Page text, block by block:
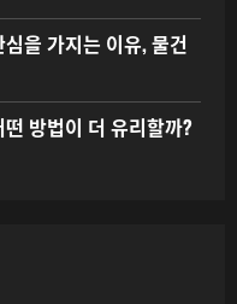
을 가지는 이유, 물건
방법이 더 유리할까?